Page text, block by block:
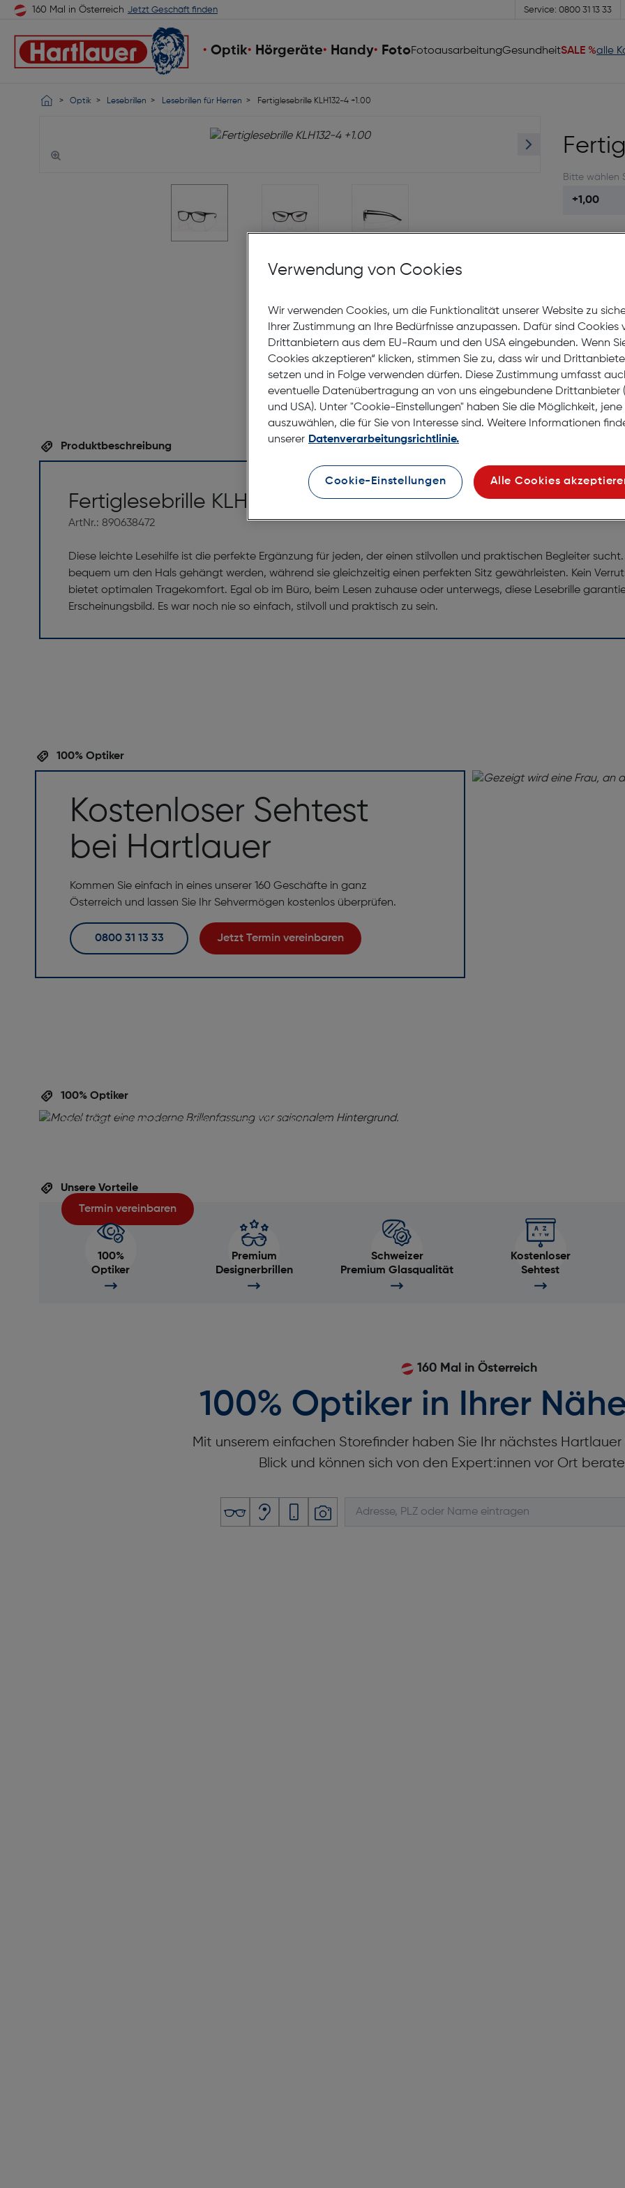
160 Mal in Österreich Jetzt Geschäft finden Service: 0800 31 13 33
Optik Hörgeräte Handy FotoFotoausarbeitungGesundheitSALE %alle
Optik Lesebrillen Lesebrillen für Herren Fertiglesebrille KLH132-4 +1.00
Bitte wählen
auf
Lagernd
Nach
Produktbeschreibung
Fertiglesebrille KLH132-4 +1.00
ArtNr.: 890638472
Diese leichte Lesehilfe ist die perfekte Ergänzung für jeden, der einen stilvollen und praktischen Begleiter
bequem um den Hals gehängt werden, während sie gleichzeitig einen perfekten Sitz gewährleisten. Kein
bietet optimalen Tragekomfort. Egal ob im Büro, beim Lesen zuhause oder unterwegs, diese Lesebrille
Erscheinungsbild. Es war noch nie so einfach, stilvoll und praktisch zu sein.
100% Optiker
Kostenloser Sehtest
bei Hartlauer
Kommen Sie einfach in eines unserer 160 Geschäfte in ganz
Österreich und lassen Sie Ihr Sehvermögen kostenlos überprüfen.
0800 31 13 33 Jetzt Termin vereinbaren
100% Optiker
Ihre Augen verdienen die beste Betreuung! Vereinbaren Sie
jetzt einen Termin für eine persönliche Brillenberatung
Termin vereinbaren
Unsere Vorteile
100%
Optiker
Premium
Designerbrillen
Schweizer
Premium Glasqualität
Kostenloser
Sehtest
160 Mal in Österreich
100% Optiker in Ihrer
Mit unserem einfachen Storefinder haben Sie Ihr nächstes
Blick und können sich von den Expert:innen vor Ort
Verwendung von Cookies
Wir verwenden Cookies, um die Funktionalität unserer Website zu
Ihrer Zustimmung an Ihre Bedürfnisse anzupassen. Dafür sind Cookies
Drittanbietern aus dem EU-Raum und den USA eingebunden. Wenn
Cookies akzeptieren“ klicken, stimmen Sie zu, dass wir und
setzen und in Folge verwenden dürfen. Diese Zustimmung umfasst
eventuelle Datenübertragung an von uns eingebundene Drittanbieter
und USA). Unter "Cookie-Einstellungen" haben Sie die Möglichkeit,
auszuwählen, die für Sie von Interesse sind. Weitere Informationen
unserer Datenverarbeitungsrichtlinie.
Cookie-Einstellungen Alle Cookies